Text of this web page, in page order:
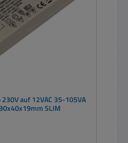
auf 12VAC 35-105VA
SLIM